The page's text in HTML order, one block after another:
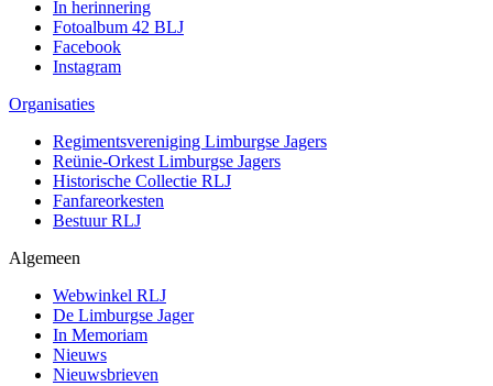
In herinnering
Fotoalbum 42 BLJ
Facebook
Instagram
Organisaties
Regimentsvereniging Limburgse Jagers
Reünie-Orkest Limburgse Jagers
Historische Collectie RLJ
Fanfareorkesten
Bestuur RLJ
Algemeen
Webwinkel RLJ
De Limburgse Jager
In Memoriam
Nieuws
Nieuwsbrieven